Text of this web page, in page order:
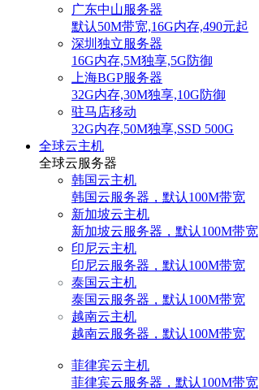
广东中山服务器
默认50M带宽,16G内存,490元起
深圳独立服务器
16G内存,5M独享,5G防御
上海BGP服务器
32G内存,30M独享,10G防御
驻马店移动
32G内存,50M独享,SSD 500G
全球云主机
全球云服务器
韩国云主机
韩国云服务器，默认100M带宽
新加坡云主机
新加坡云服务器，默认100M带宽
印尼云主机
印尼云服务器，默认100M带宽
泰国云主机
泰国云服务器，默认100M带宽
越南云主机
越南云服务器，默认100M带宽
菲律宾云主机
菲律宾云服务器，默认100M带宽